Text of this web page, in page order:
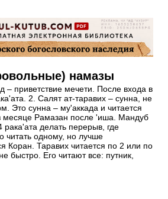
намазы
– приветствие мечети. После входа в
2. Салят ат-таравих – сунна, не
Это сунна – му'аккада и читается
месяце Рамазан после 'иша. Мандуб
делать перерыв, где
читать одному, но лучше
Коран. Таравих читается по 2 или по
быстро. Его читают все: путник,